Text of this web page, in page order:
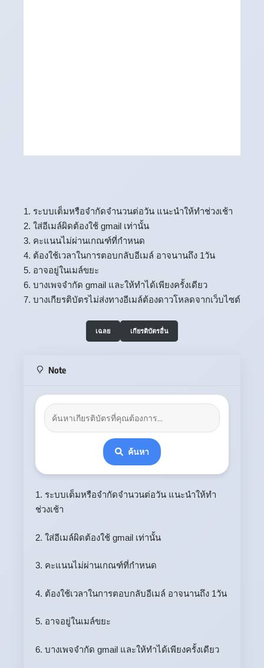
1. ระบบเต็มหรือจำกัดจำนวนต่อวัน แนะนำให้ทำช่วงเช้า
2. ใส่อีเมล์ผิดต้องใช้ gmail เท่านั้น
3. คะแนนไม่ผ่านเกณฑ์ที่กำหนด
4. ต้องใช้เวลาในการตอบกลับอีเมล์ อาจนานถึง 1วัน
5. อาจอยู่ในเมล์ขยะ
6. บางเพจจำกัด gmail และให้ทำได้เพียงครั้งเดียว
7. บางเกียรติบัตรไม่ส่งทางอีเมล์ต้องดาวโหลดจากเว็บไซต์
เฉลย เกียรติบัตรอื่น
Note
ค้นหา
1. ระบบเต็มหรือจำกัดจำนวนต่อวัน แนะนำให้ทำ
ช่วงเช้า
2. ใส่อีเมล์ผิดต้องใช้ gmail เท่านั้น
3. คะแนนไม่ผ่านเกณฑ์ที่กำหนด
4. ต้องใช้เวลาในการตอบกลับอีเมล์ อาจนานถึง 1วัน
5. อาจอยู่ในเมล์ขยะ
6. บางเพจจำกัด gmail และให้ทำได้เพียงครั้งเดียว